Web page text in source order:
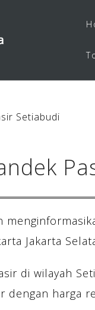
Setiabudi
Jakarta
di wilayah
harga